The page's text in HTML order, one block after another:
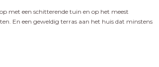
met een schitterende tuin en op het meest
En een geweldig terras aan het huis dat minstens